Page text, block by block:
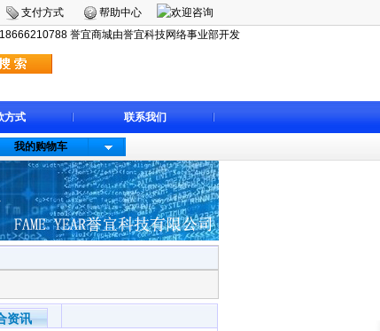
支付方式
帮助中心
誉宜商城由誉宜科技网络事业部开发
方式 联系我们
我的购物车
资讯